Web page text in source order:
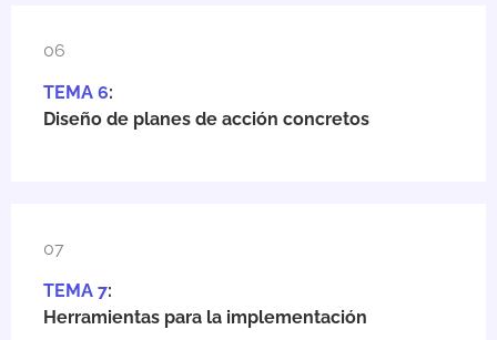
06
TEMA 6:
Diseño de planes de acción concretos
07
TEMA 7:
Herramientas para la implementación